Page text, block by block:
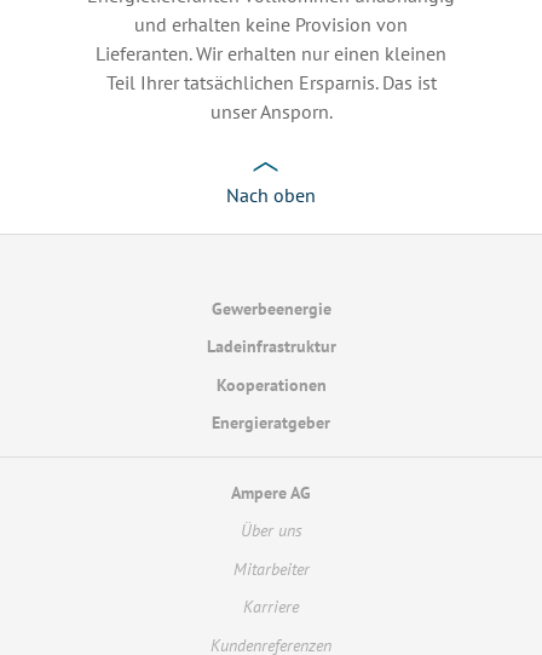
und erhalten keine Provision von
Lieferanten. Wir erhalten nur einen kleinen
Teil Ihrer tatsächlichen Ersparnis. Das ist
unser Ansporn.
Nach oben
Gewerbeenergie
Ladeinfrastruktur
Kooperationen
Energieratgeber
Ampere AG
Über uns
Mitarbeiter
Karriere
Kundenreferenzen